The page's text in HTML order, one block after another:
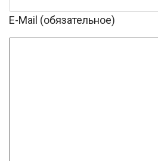
E-Mail (обязательное)